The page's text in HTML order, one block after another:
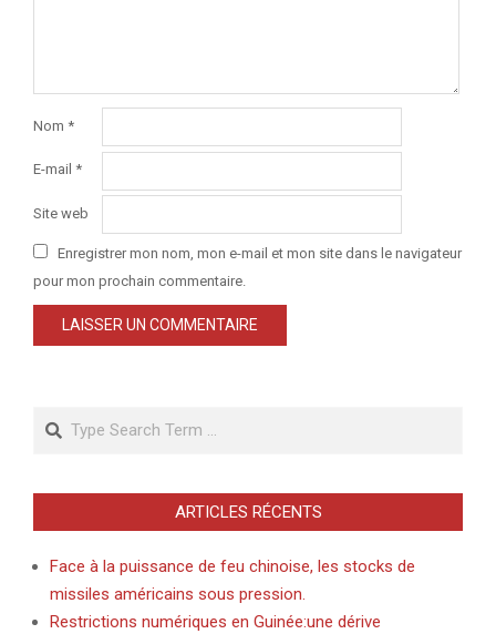
Nom *
E-mail *
Site web
Enregistrer mon nom, mon e-mail et mon site dans le navigateur
pour mon prochain commentaire.
Search
ARTICLES RÉCENTS
Face à la puissance de feu chinoise, les stocks de
missiles américains sous pression.
Restrictions numériques en Guinée:une dérive